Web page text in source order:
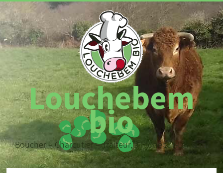
Louchebem
bio
Boucher – Charcutier – Traiteur, à Plonéour-Lanvern